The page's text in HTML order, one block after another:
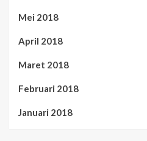
Mei 2018
April 2018
Maret 2018
Februari 2018
Januari 2018